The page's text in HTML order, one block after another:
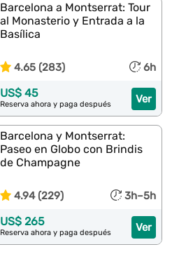
Barcelona a Montserrat: Tour
al Monasterio y Entrada a la
Basílica
4.65 (283) 6h
Ver
US$ 45
Reserva ahora y paga después
Barcelona y Montserrat:
Paseo en Globo con Brindis
de Champagne
4.94 (229) 3h–5h
Ver
US$ 265
Reserva ahora y paga después